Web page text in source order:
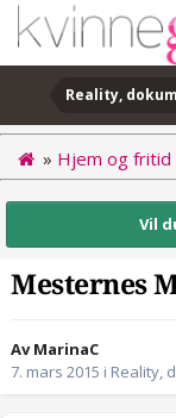
» Hjem og fritid
Vil
Mesternes
Av MarinaC
7. mars 2015 i Reality,